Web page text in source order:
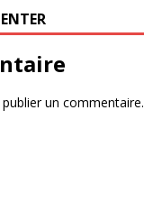
un commentaire.